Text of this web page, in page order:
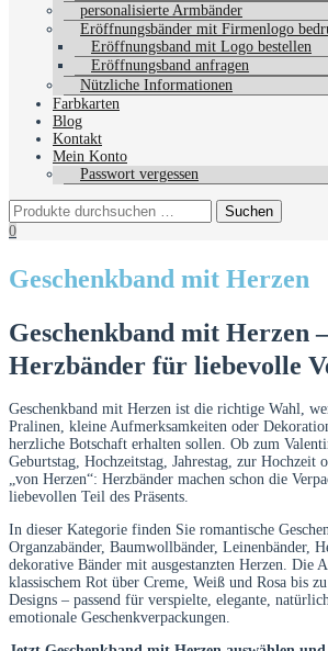
personalisierte Armbänder
Eröffnungsbänder mit Firmenlogo
Eröffnungsband mit Logo bestellen
Eröffnungsband anfragen
Nützliche Informationen
Farbkarten
Blog
Kontakt
Mein Konto
Passwort vergessen
0
Geschenkband mit Herzen
Geschenkband mit Herzen
Herzbänder für liebevolle
Geschenkband mit Herzen ist die richtige Wahl,
Pralinen, kleine Aufmerksamkeiten oder
herzliche Botschaft erhalten sollen. Ob zum
Geburtstag, Hochzeitstag, Jahrestag, zur Hochzeit
„von Herzen“: Herzbänder machen schon die
liebevollen Teil des Präsents.
In dieser Kategorie finden Sie romantische
Organzabänder, Baumwollbänder, Leinenbänder,
dekorative Bänder mit ausgestanzten Herzen. Die
klassischem Rot über Creme, Weiß und Rosa bis
Designs – passend für verspielte, elegante,
emotionale Geschenkverpackungen.